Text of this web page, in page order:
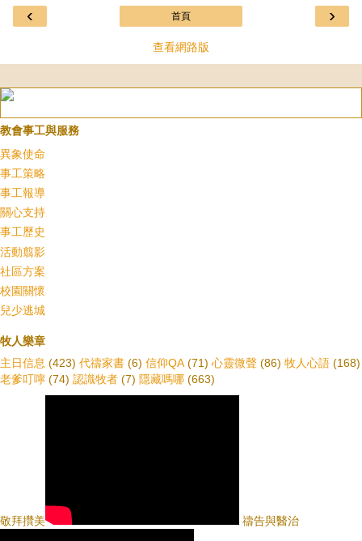
‹ ›
首頁
查看網路版
教會事工與服務
異象使命
事工策略
事工報導
關心支持
事工歷史
活動翦影
社區方案
校園關懷
兒少逃城
牧人樂章
主日信息 (423) 代禱家書 (6) 信仰QA (71) 心靈微聲 (86) 牧人心語 (168)
老爹叮嚀 (74) 認識牧者 (7) 隱藏嗎哪 (663)
敬拜攢美 禱告與醫治